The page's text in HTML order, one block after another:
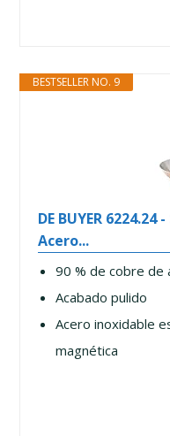
BESTSELLER NO. 9
DE BUYER
Acero...
90 % de cobre de
Acabado pulido
Acero inoxidable
magnética